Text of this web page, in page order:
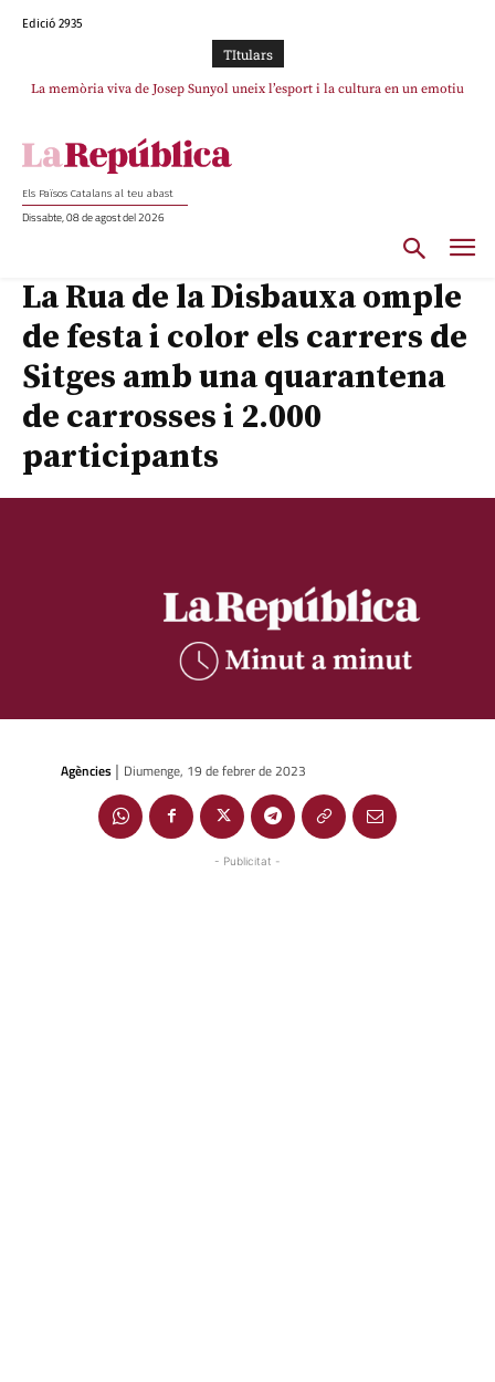
Edició 2935
TItulars
La memòria viva de Josep Sunyol uneix l’esport i la cultura en un emotiu
Els Països Catalans al teu abast
Dissabte, 08 de agost del 2026
La Rua de la Disbauxa omple
de festa i color els carrers de
Sitges amb una quarantena
de carrosses i 2.000
participants
Agències | Diumenge, 19 de febrer de 2023
- Publicitat -